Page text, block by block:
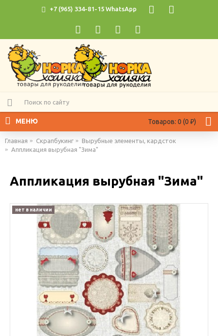
+7 (965) 334-81-15 WhatsApp
Товаров: 0 (0 ₽)
МЕНЮ
Главная Скрапбукинг
Вырубные элементы, кардсток
Аппликация вырубная "Зима"
Аппликация вырубная "Зима"
нет в наличии